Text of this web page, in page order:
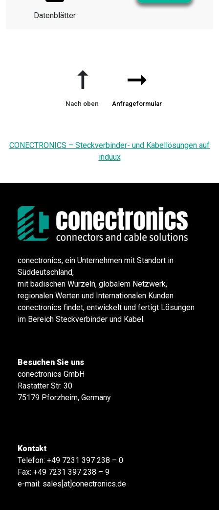
Datenblätter
➞
Nach oben
➞
Anfrageformular
CONECTRONICS – Steckverbinder- und Kabellösungen auf
induux
conectronics, ein Unternehmen mit Standort in
Süddeutschland,
mit badischen Wurzeln, globalem Netzwerk,
regionalen Werten und Internationalen Kunden
conectronics findet, entwickelt und fertigt Lösungen
im Bereich Steckverbinder und Kabel.
Besuchen Sie uns
conectronics GmbH
Rastatter Str. 30
75179 Pforzheim, Germany
Kontakt
Telefon: +49 7231 397 238 – 0
Fax: +49 7231 397 238 – 9
e-mail: sales[at]conectronics.de